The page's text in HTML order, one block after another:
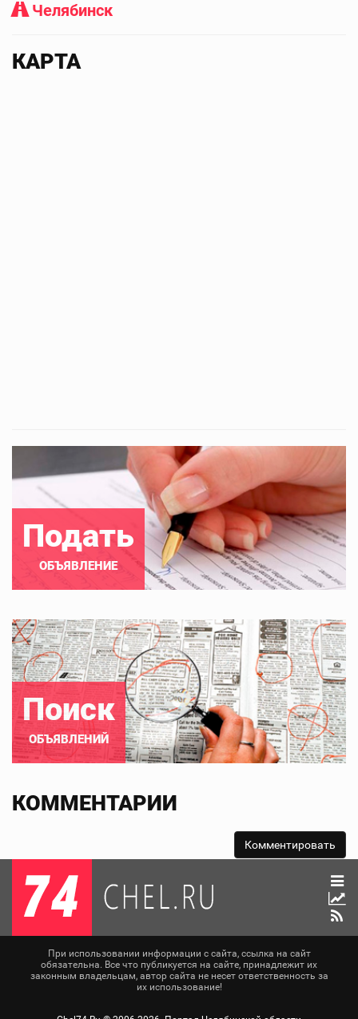
Челябинск
КАРТА
Подать
ОБЪЯВЛЕНИЕ
Поиск
ОБЪЯВЛЕНИЙ
КОММЕНТАРИИ
При использовании информации с сайта, ссылка на сайт
обязательна. Все что публикуется на сайте, принадлежит их
законным владельцам, автор сайта не несет ответственность за
их использование!